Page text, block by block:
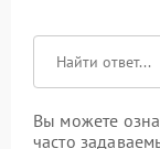
Вы можете
часто